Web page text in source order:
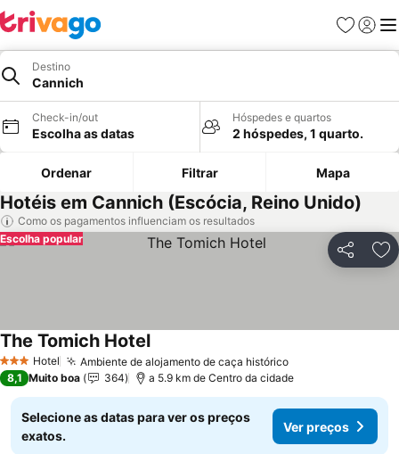
Favoritos
Iniciar
Destino
Cannich
Check-in/out
Escolha as datas
Hóspedes e quartos
2 hóspedes, 1 quarto.
Ordenar Filtrar Mapa
Hotéis em Cannich (Escócia, Reino Unido)
Como os pagamentos influenciam os resultados
Partilhar
Escolha popular
3 EstrelasHotel Ambiente de alojamento de caça histórico
The Tomich Hotel
8,1 Muito boa 364 a 5.9 km de Centro da cidade
Selecione as datas para ver os preços
exatos.
Ver preços